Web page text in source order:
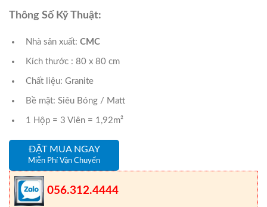
Thông Số Kỹ Thuật:
Nhà sản xuất: CMC
Kích thước : 80 x 80 cm
Chất liệu: Granite
Bề mặt: Siêu Bóng / Matt
1 Hộp = 3 Viên = 1,92m²
ĐẶT MUA NGAY
Miễn Phí Vận Chuyển
056.312.4444